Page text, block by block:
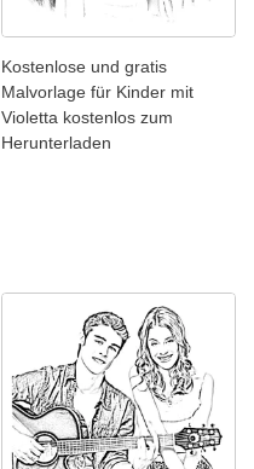
Kostenlose und gratis
Malvorlage für Kinder mit
Violetta kostenlos zum
Herunterladen